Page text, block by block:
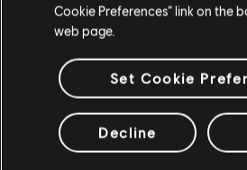
Cookie Preferences” link on the
web page.
Set Cookie
Decline